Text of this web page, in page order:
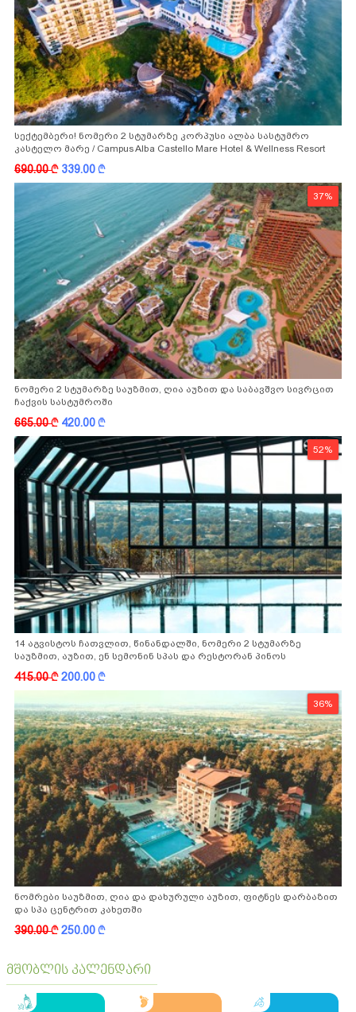
სექტემბერი! ნომერი 2 სტუმარზე კორპუსი ალბა სასტუმრო
კასტელო მარე / Campus Alba Castello Mare Hotel & Wellness Resort
-სგან!
690.00k 339.00k
37%
ნომერი 2 სტუმარზე საუზმით, ღია აუზით და საბავშვო სივრცით
ჩაქვის სასტუმროში
665.00k 420.00k
52%
14 აგვისტოს ჩათვლით, წინანდალში, ნომერი 2 სტუმარზე
საუზმით, აუზით, ენ სემონინ სპას და რესტორან პინოს
415.00k200.00k
36%
ნომრები საუზმით, ღია და დახურული აუზით, ფიტნეს დარბაზით
და სპა ცენტრით კახეთში
390.00k250.00k
მშობლის კალენდარი